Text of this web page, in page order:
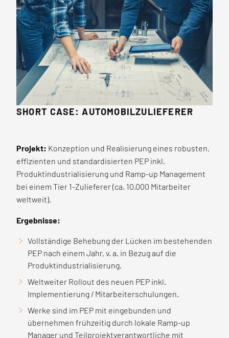
SHORT CASE: AUTOMOBILZULIEFERER
Projekt: Konzeption und Realisierung eines robusten,
effizienten und standardisierten PEP inkl.
Produktindustrialisierung und Ramp-up Management
bei einem Tier 1-Zulieferer (ca. 10.000 Mitarbeiter
weltweit).
Ergebnisse:
Vollständige Behebung der Lücken im bestehenden
PEP nach einem Jahr, v. a. in Bezug auf die
Produktindustrialisierung.
Weltweiter Rollout des neuen PEP inkl.
Implementierung / Mitarbeiterschulungen.
Werke sind im PEP mit eingebunden und
übernehmen frühzeitig durch lokale Ramp-up
Manager und Teilprojektverantwortliche mit